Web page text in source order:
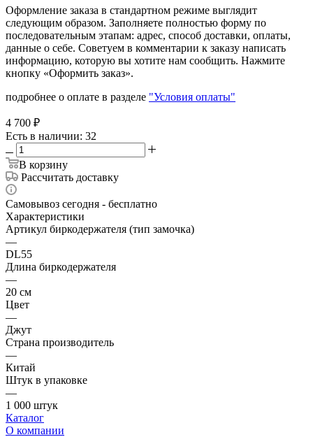
Оформление заказа в стандартном режиме выглядит
следующим образом. Заполняете полностью форму по
последовательным этапам: адрес, способ доставки, оплаты,
данные о себе. Советуем в комментарии к заказу написать
информацию, которую вы хотите нам сообщить. Нажмите
кнопку «Оформить заказ».
подробнее о оплате в разделе "Условия оплаты"
4 700 ₽
Есть в наличии: 32
В корзину
Рассчитать доставку
Самовывоз сегодня - бесплатно
Характеристики
Артикул биркодержателя (тип замочка)
—
DL55
Длина биркодержателя
—
20 см
Цвет
—
Джут
Страна производитель
—
Китай
Штук в упаковке
—
1 000 штук
Каталог
О компании